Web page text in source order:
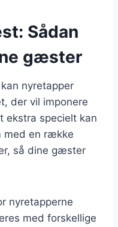
Sådan
gæster
nyretapper
der vil imponere
ekstra specielt kan
med en række
så dine gæster
nyretapperne
med forskellige